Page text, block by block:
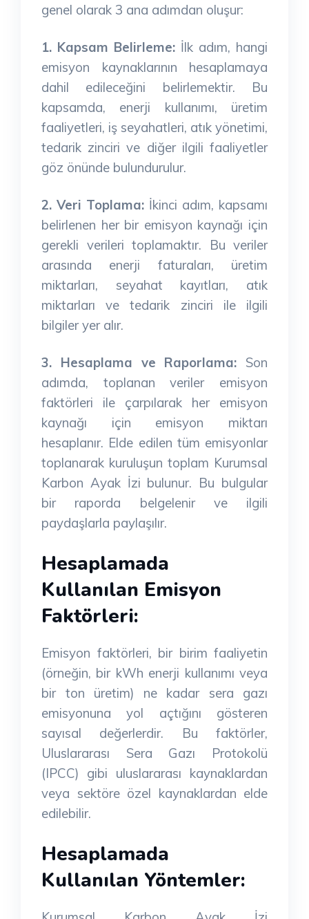
genel olarak 3 ana adımdan oluşur:
1. Kapsam Belirleme: İlk adım, hangi
emisyon kaynaklarının hesaplamaya
dahil edileceğini belirlemektir. Bu
kapsamda, enerji kullanımı, üretim
faaliyetleri, iş seyahatleri, atık yönetimi,
tedarik zinciri ve diğer ilgili faaliyetler
göz önünde bulundurulur.
2. Veri Toplama: İkinci adım, kapsamı
belirlenen her bir emisyon kaynağı için
gerekli verileri toplamaktır. Bu veriler
arasında enerji faturaları, üretim
miktarları, seyahat kayıtları, atık
miktarları ve tedarik zinciri ile ilgili
bilgiler yer alır.
3. Hesaplama ve Raporlama: Son
adımda, toplanan veriler emisyon
faktörleri ile çarpılarak her emisyon
kaynağı için emisyon miktarı
hesaplanır. Elde edilen tüm emisyonlar
toplanarak kuruluşun toplam Kurumsal
Karbon Ayak İzi bulunur. Bu bulgular
bir raporda belgelenir ve ilgili
paydaşlarla paylaşılır.
Hesaplamada
Kullanılan Emisyon
Faktörleri:
Emisyon faktörleri, bir birim faaliyetin
(örneğin, bir kWh enerji kullanımı veya
bir ton üretim) ne kadar sera gazı
emisyonuna yol açtığını gösteren
sayısal değerlerdir. Bu faktörler,
Uluslararası Sera Gazı Protokolü
(IPCC) gibi uluslararası kaynaklardan
veya sektöre özel kaynaklardan elde
edilebilir.
Hesaplamada
Kullanılan Yöntemler: